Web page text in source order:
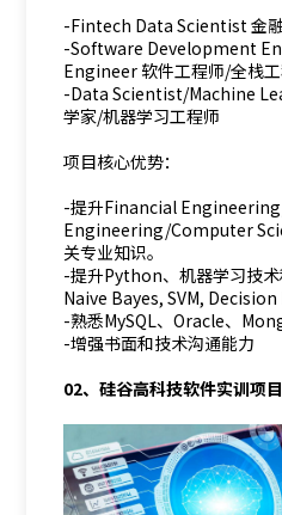
-Fintech Data Scientist 金
-Software Development
Engineer 软件工程师/全栈
-Data Scientist/Machine
学家/机器学习工程师
项目核心优势：
-提升Financial
Engineering/Computer
关专业知识。
-提升Python、机器学习技
Naive Bayes, SVM, Decision
-熟悉MySQL、Oracle、
-增强书面和技术沟通能力
02、硅谷高科技软件实训项目